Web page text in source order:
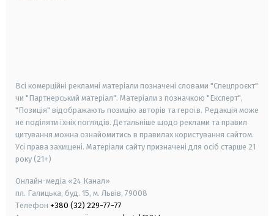
Всі комерційні рекламні матеріали позначені словами "Спецпроєкт"
чи "Партнерський матеріал". Матеріали з позначкою "Експерт",
"Позиція" відображають позицію авторів та героїв. Редакція може
не поділяти їхніх поглядів. Детальніше щодо реклами та правил
цитування можна ознайомитись в правилах користування сайтом.
Усі права захищені. Матеріали сайту призначені для осіб старше 21
року (21+)
Онлайн-медіа «24 Канал»
пл. Галицька, буд. 15, м. Львів, 79008
Телефон +380 (32) 229-77-77